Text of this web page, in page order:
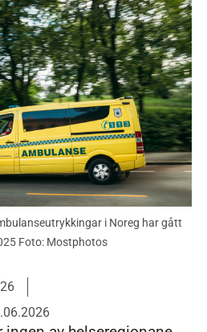
i Noreg har gått
Foto: Mostphotos